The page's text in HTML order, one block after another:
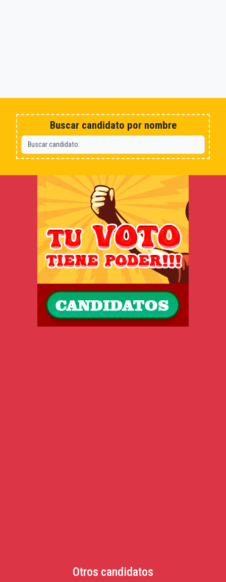
Buscar candidato por nombre
Otros candidatos